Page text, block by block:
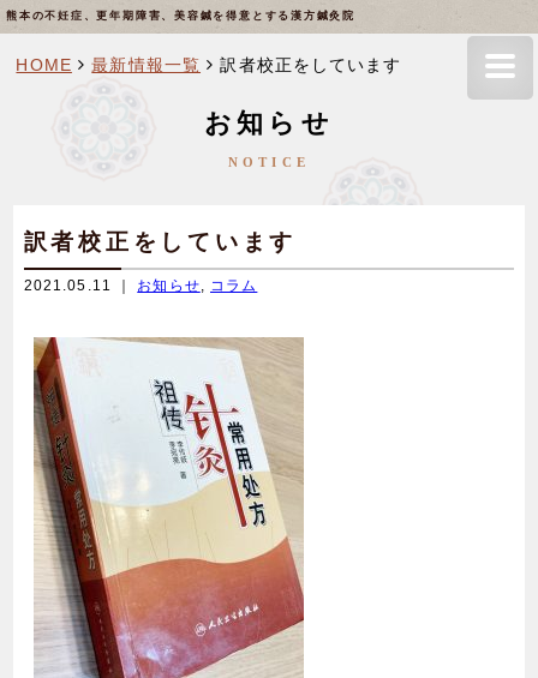
熊本の不妊症、更年期障害、美容鍼を得意とする漢方鍼灸院
HOME 最新情報一覧 訳者校正をしています
お知らせ
NOTICE
訳者校正をしています
2021.05.11 ｜ お知らせ コラム